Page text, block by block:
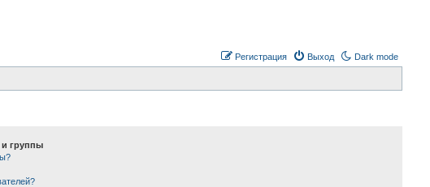
Dark mode
Выход
Регистрация
и группы